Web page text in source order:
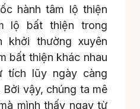
hành tâm lộ thiện
lộ bất thiện trong
khởi thường xuyên
bất thiện khác nhau
tích lũy ngày càng
vậy, chúng ta mê
mình thấy ngay từ